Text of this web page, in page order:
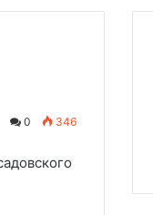
0 346